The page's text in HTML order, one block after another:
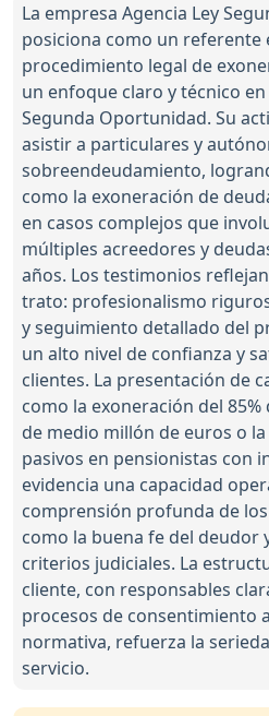
La empresa Agencia Ley
posiciona como un referente
procedimiento legal de
un enfoque claro y técnico
Segunda Oportunidad. Su
asistir a particulares y
sobreendeudamiento,
como la exoneración de
en casos complejos que
múltiples acreedores y
años. Los testimonios
trato: profesionalismo
y seguimiento detallado del
un alto nivel de confianza y
clientes. La presentación de
como la exoneración del
de medio millón de euros o
pasivos en pensionistas con
evidencia una capacidad
comprensión profunda de
como la buena fe del deudor
criterios judiciales. La
cliente, con responsables
procesos de consentimiento
normativa, refuerza la
servicio.